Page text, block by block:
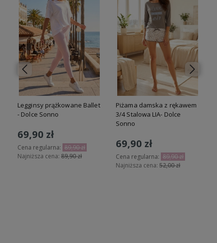
Legginsy prążkowane Ballet
- Dolce Sonno
69,90 zł
Cena regularna: 89,90 zł
Najniższa cena: 89,90 zł
Piżama damska z rękawem
3/4 Stalowa LIA- Dolce
Sonno
69,90 zł
Cena regularna: 89,90 zł
Najniższa cena: 52,00 zł